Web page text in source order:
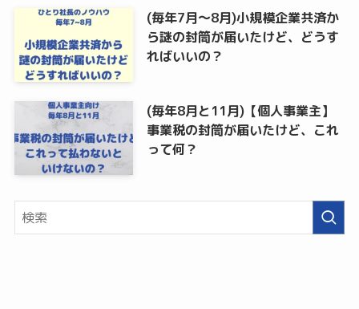
(毎年7月～8月)小規模企業共済か
ら謎の封筒が届いたけど、どうす
ればいいの？
(毎年8月と11月)【個人事業主】
事業税の封筒が届いたけど、これ
って何？